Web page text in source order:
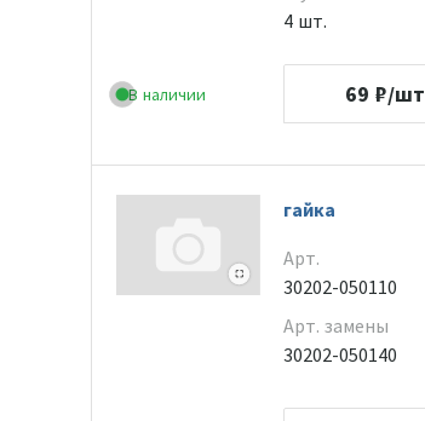
В наличии
4 шт.
69 ₽/шт
гайка
Арт.
30202-050110
Арт. замены
30202-050140